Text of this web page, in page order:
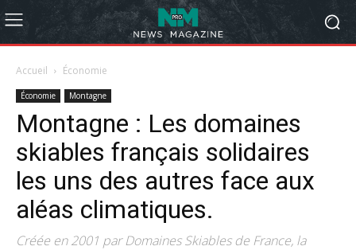
Accueil Économie
Économie Montagne
Montagne : Les domaines
skiables français solidaires
les uns des autres face aux
aléas climatiques.
Créée en 2001 par Domaines Skiables de France, la